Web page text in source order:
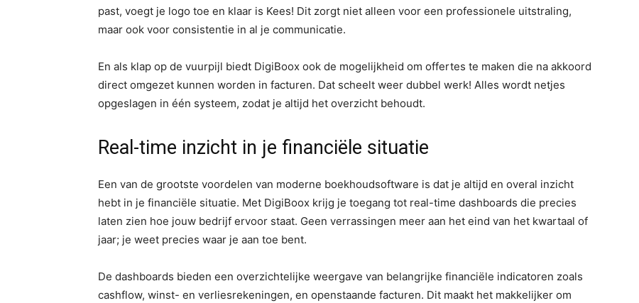
past, voegt je logo toe en klaar is Kees! Dit zorgt niet alleen voor een professionele uitstraling,
maar ook voor consistentie in al je communicatie.
En als klap op de vuurpijl biedt DigiBoox ook de mogelijkheid om offertes te maken die na akkoord
direct omgezet kunnen worden in facturen. Dat scheelt weer dubbel werk! Alles wordt netjes
opgeslagen in één systeem, zodat je altijd het overzicht behoudt.
Real-time inzicht in je financiële situatie
Een van de grootste voordelen van moderne boekhoudsoftware is dat je altijd en overal inzicht
hebt in je financiële situatie. Met DigiBoox krijg je toegang tot real-time dashboards die precies
laten zien hoe jouw bedrijf ervoor staat. Geen verrassingen meer aan het eind van het kwartaal of
jaar; je weet precies waar je aan toe bent.
De dashboards bieden een overzichtelijke weergave van belangrijke financiële indicatoren zoals
cashflow, winst- en verliesrekeningen, en openstaande facturen. Dit maakt het makkelijker om